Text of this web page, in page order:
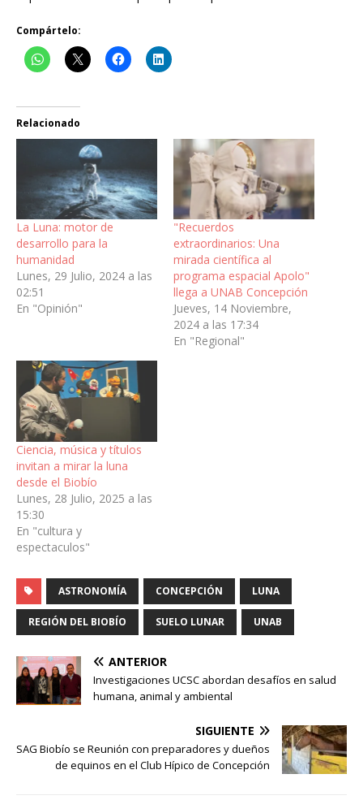
Compártelo:
Relacionado
La Luna: motor de
desarrollo para la
humanidad
Lunes, 29 Julio, 2024 a las
02:51
En "Opinión"
"Recuerdos
extraordinarios: Una
mirada científica al
programa espacial Apolo"
llega a UNAB Concepción
Jueves, 14 Noviembre,
2024 a las 17:34
En "Regional"
Ciencia, música y títulos
invitan a mirar la luna
desde el Biobío
Lunes, 28 Julio, 2025 a las
15:30
En "cultura y
espectaculos"
ASTRONOMÍA CONCEPCIÓN LUNA
REGIÓN DEL BIOBÍO SUELO LUNAR UNAB
ANTERIOR
Investigaciones UCSC abordan desafíos en salud
humana, animal y ambiental
SIGUIENTE
SAG Biobío se Reunión con preparadores y dueños
de equinos en el Club Hípico de Concepción